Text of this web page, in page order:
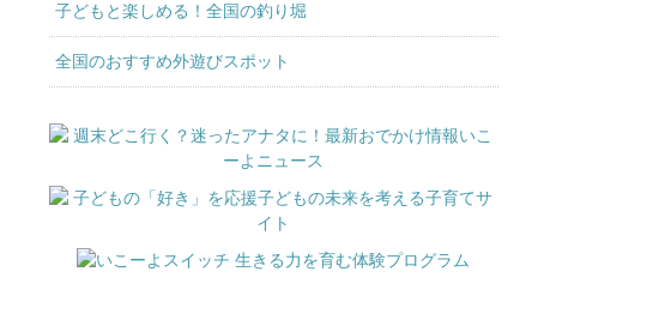
子どもと楽しめる！全国の釣り堀
全国のおすすめ外遊びスポット